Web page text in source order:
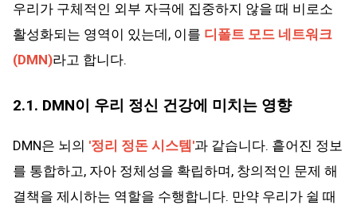
우리가 구체적인 외부 자극에 집중하지 않을 때 비로소
활성화되는 영역이 있는데, 이를 디폴트 모드 네트워크
(DMN)라고 합니다.
2.1. DMN이 우리 정신 건강에 미치는 영향
DMN은 뇌의 '정리 정돈 시스템'과 같습니다. 흩어진 정보
를 통합하고, 자아 정체성을 확립하며, 창의적인 문제 해
결책을 제시하는 역할을 수행합니다. 만약 우리가 쉴 때